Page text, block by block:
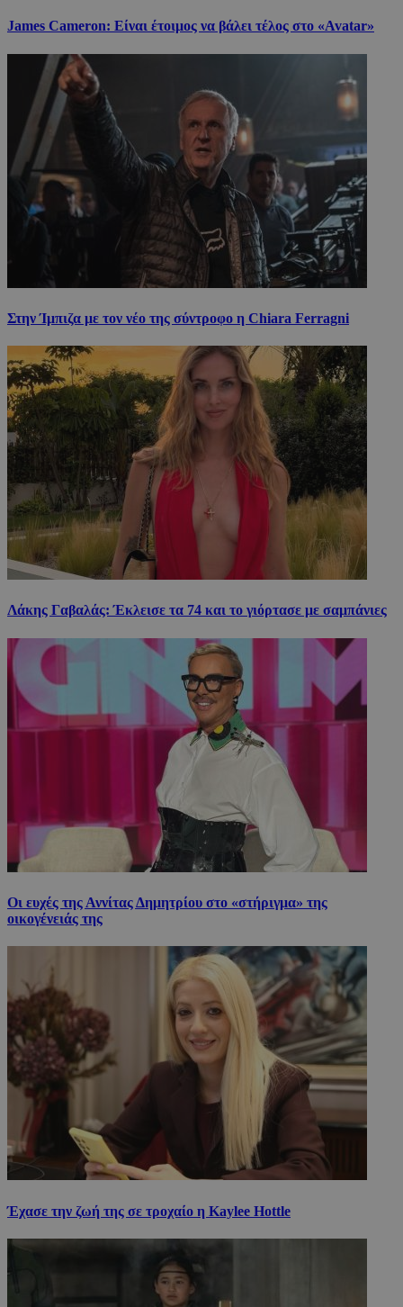
James Cameron: Είναι έτοιμος να βάλει τέλος στο «Avatar»
Στην Ίμπιζα με τον νέο της σύντροφο η Chiara Ferragni
Λάκης Γαβαλάς: Έκλεισε τα 74 και το γιόρτασε με σαμπάνιες
Οι ευχές της Αννίτας Δημητρίου στο «στήριγμα» της
οικογένειάς της
Έχασε την ζωή της σε τροχαίο η Kaylee Hottle